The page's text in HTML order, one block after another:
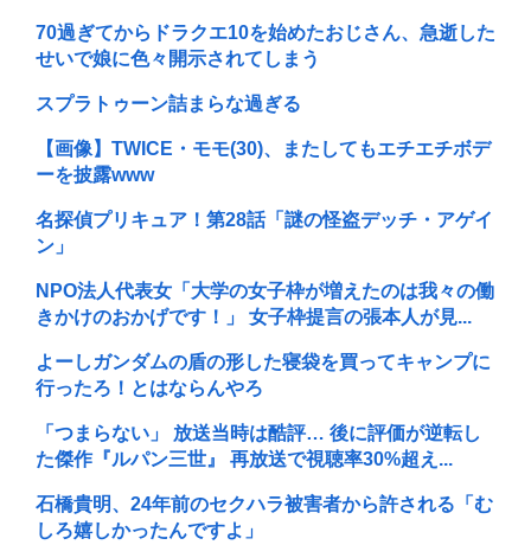
70過ぎてからドラクエ10を始めたおじさん、急逝した
せいで娘に色々開示されてしまう
スプラトゥーン詰まらな過ぎる
【画像】TWICE・モモ(30)、またしてもエチエチボデ
ーを披露www
名探偵プリキュア！第28話「謎の怪盗デッチ・アゲイ
ン」
NPO法人代表女「大学の女子枠が増えたのは我々の働
きかけのおかげです！」 女子枠提言の張本人が見...
よーしガンダムの盾の形した寝袋を買ってキャンプに
行ったろ！とはならんやろ
「つまらない」 放送当時は酷評… 後に評価が逆転し
た傑作『ルパン三世』 再放送で視聴率30%超え...
石橋貴明、24年前のセクハラ被害者から許される「む
しろ嬉しかったんですよ」